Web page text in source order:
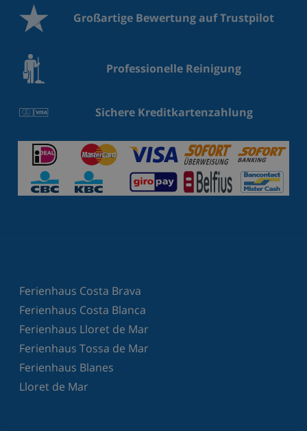
Großartige Bewertung auf Trustpilot
Professionelle Reinigung
Sichere Kreditkartenzahlung
Ferienhaus Costa Brava
Ferienhaus Costa Blanca
Ferienhaus Lloret de Mar
Ferienhaus Tossa de Mar
Ferienhaus Blanes
Lloret de Mar